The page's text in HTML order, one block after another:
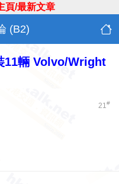
頁/最新文章
(B2)
11輛 Volvo/Wright
21#